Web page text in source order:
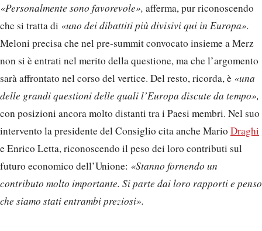
«Personalmente sono favorevole», afferma, pur riconoscendo
che si tratta di «uno dei dibattiti più divisivi qui in Europa».
Meloni precisa che nel pre-summit convocato insieme a Merz
non si è entrati nel merito della questione, ma che l’argomento
sarà affrontato nel corso del vertice. Del resto, ricorda, è «una
delle grandi questioni delle quali l’Europa discute da tempo»,
con posizioni ancora molto distanti tra i Paesi membri. Nel suo
intervento la presidente del Consiglio cita anche Mario Draghi
e Enrico Letta, riconoscendo il peso dei loro contributi sul
futuro economico dell’Unione: «Stanno fornendo un
contributo molto importante. Si parte dai loro rapporti e penso
che siamo stati entrambi preziosi».